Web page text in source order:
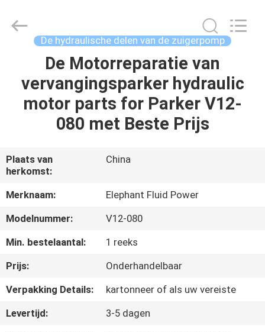
PRODUCTEN
ONS
FABRIEKSREIS
KWALITEITSCONTROLE
CONTACTEER
ONS
Fluid
Power
De hydraulische delen van de zuigerpomp
De Motorreparatie van
vervangingsparker hydraulic
motor parts for Parker V12-
080 met Beste Prijs
Plaats van
herkomst:
China
Merknaam:
Elephant Fluid Power
Modelnummer:
V12-080
Min. bestelaantal:
1 reeks
Prijs:
Onderhandelbaar
Verpakking Details:
kartonneer of als uw vereiste
Levertijd:
3-5 dagen